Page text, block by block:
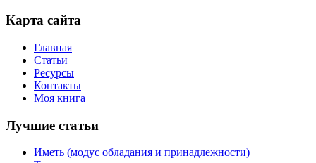
Карта сайта
Главная
Статьи
Ресурсы
Контакты
Моя книга
Лучшие статьи
Иметь (модус обладания и принадлежности)